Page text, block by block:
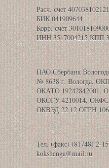
Расч. счет
БИК 041909644
Корр. счет
ИНН 3517004215 КПП
ПАО Сбербанк
№ 8638 г. Вологда,
ОКАТО 19242842001,
ОКОГУ 4210014,
ОКВЭД 22.12 ОГРН
Тел. (факс) (81748) 2-
kokshenga@mail.ru